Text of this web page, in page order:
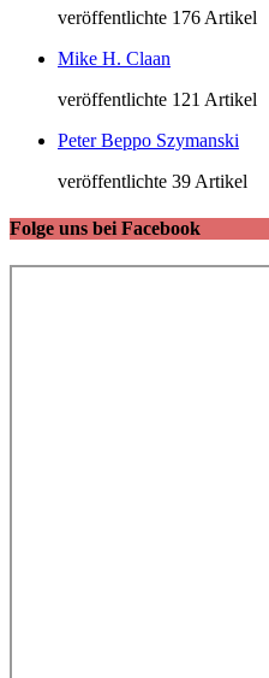
veröffentlichte 176 Artikel
Mike H. Claan
veröffentlichte 121 Artikel
Peter Beppo Szymanski
veröffentlichte 39 Artikel
Folge uns bei Facebook